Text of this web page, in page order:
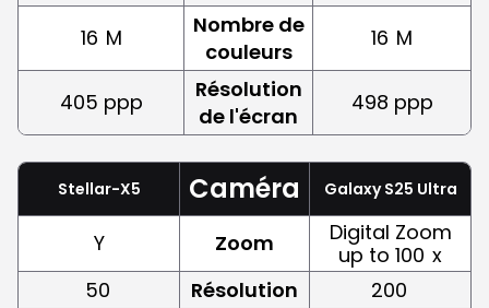
16 M
Nombre de
couleurs
16 M
405 ppp
Résolution
de l'écran
498 ppp
Stellar-X5 Caméra Galaxy S25 Ultra
Y Zoom
Digital Zoom
up to 100 x
50
Résolution
200